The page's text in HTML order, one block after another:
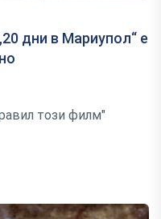
дни в Мариупол“ е
този филм"